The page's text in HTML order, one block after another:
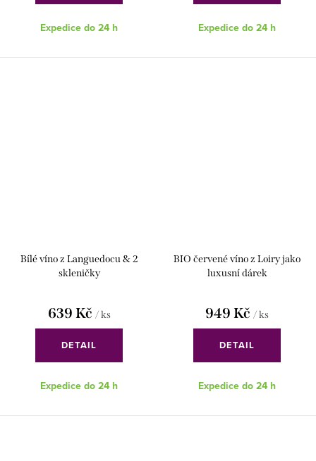
Expedice do 24 h Expedice do 24 h
Bílé víno z Languedocu & 2
skleničky
639 Kč / ks
DETAIL
Expedice do 24 h
BIO červené víno z Loiry jako
luxusní dárek
949 Kč / ks
DETAIL
Expedice do 24 h